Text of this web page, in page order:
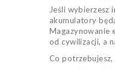
Jeśli wybierzesz
akumulatory
Magazynowanie
od cywilizacji, a
Co